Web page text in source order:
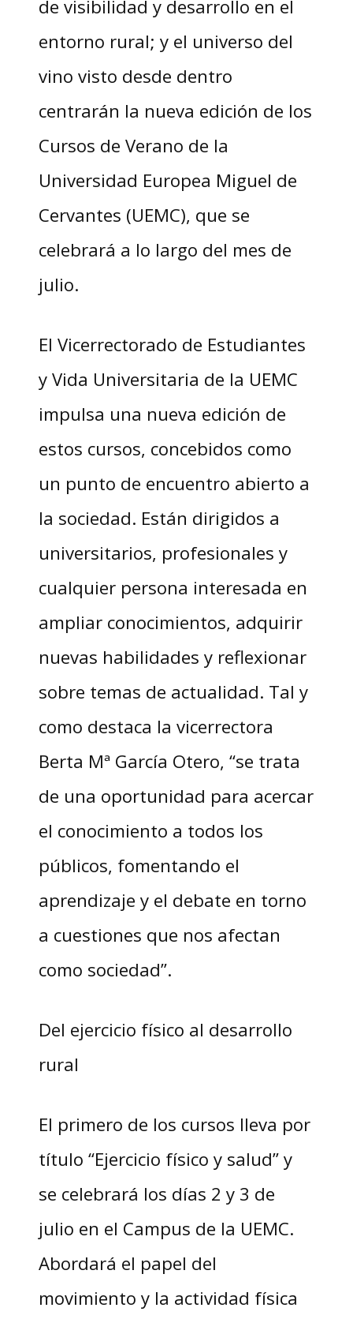
de visibilidad y desarrollo en el
entorno rural; y el universo del
vino visto desde dentro
centrarán la nueva edición de los
Cursos de Verano de la
Universidad Europea Miguel de
Cervantes (UEMC), que se
celebrará a lo largo del mes de
julio.
El Vicerrectorado de Estudiantes
y Vida Universitaria de la UEMC
impulsa una nueva edición de
estos cursos, concebidos como
un punto de encuentro abierto a
la sociedad. Están dirigidos a
universitarios, profesionales y
cualquier persona interesada en
ampliar conocimientos, adquirir
nuevas habilidades y reflexionar
sobre temas de actualidad. Tal y
como destaca la vicerrectora
Berta Mª García Otero, “se trata
de una oportunidad para acercar
el conocimiento a todos los
públicos, fomentando el
aprendizaje y el debate en torno
a cuestiones que nos afectan
como sociedad”.
Del ejercicio físico al desarrollo
rural
El primero de los cursos lleva por
título “Ejercicio físico y salud” y
se celebrará los días 2 y 3 de
julio en el Campus de la UEMC.
Abordará el papel del
movimiento y la actividad física